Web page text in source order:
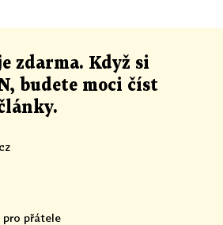
zdarma. Když si
budete moci číst
.
pro přátele